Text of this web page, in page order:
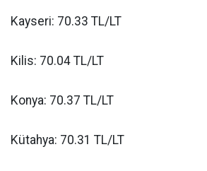
Kayseri: 70.33 TL/LT
Kilis: 70.04 TL/LT
Konya: 70.37 TL/LT
Kütahya: 70.31 TL/LT